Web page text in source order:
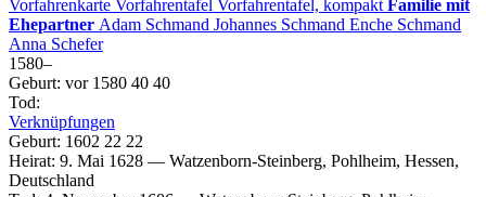
Vorfahrenkarte Vorfahrentafel Vorfahrentafel, kompakt Familie mit
Ehepartner Adam Schmand Johannes Schmand Enche Schmand
Anna Schefer
1580–
Geburt: vor 1580 40 40
Tod:
Verknüpfungen
Geburt: 1602 22 22
Heirat: 9. Mai 1628 — Watzenborn-Steinberg, Pohlheim, Hessen,
Deutschland